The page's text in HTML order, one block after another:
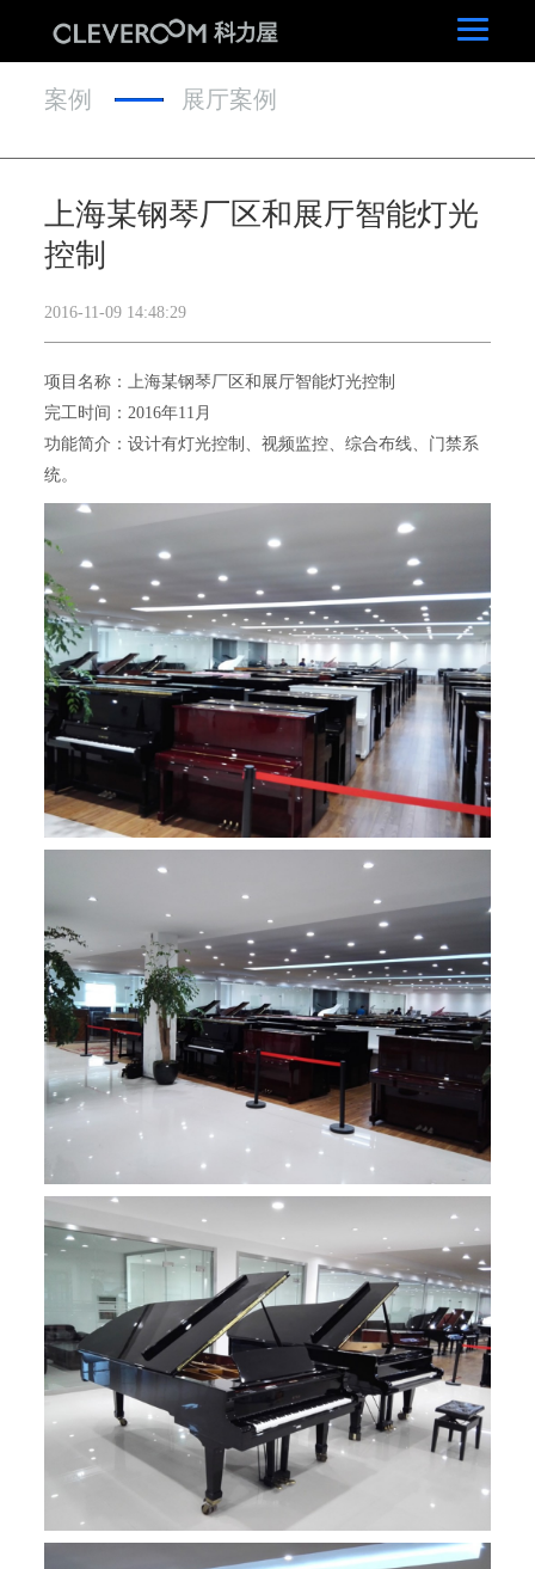
案例 展厅案例
上海某钢琴厂区和展厅智能灯光
控制
2016-11-09 14:48:29
项目名称：上海某钢琴厂区和展厅智能灯光控制
完工时间：2016年11月
功能简介：设计有灯光控制、视频监控、综合布线、门禁系
统。